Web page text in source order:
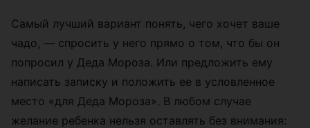
Самый лучший вариант понять, чего хочет ваше
чадо, — спросить у него прямо о том, что бы он
попросил у Деда Мороза. Или предложить ему
написать записку и положить ее в условленное
место «для Деда Мороза». В любом случае
желание ребенка нельзя оставлять без внимания: